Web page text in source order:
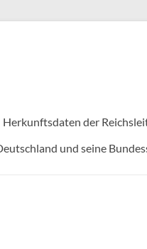
Herkunftsdaten der
und seine